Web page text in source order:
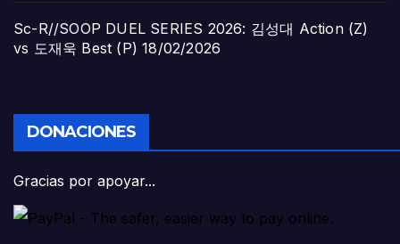
Sc-R//SOOP DUEL SERIES 2026: 김성대 Action (Z)
vs 도재욱 Best (P) 18/02/2026
DONACIONES
Gracias por apoyar...